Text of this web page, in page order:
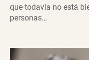
que todavía no está
personas…